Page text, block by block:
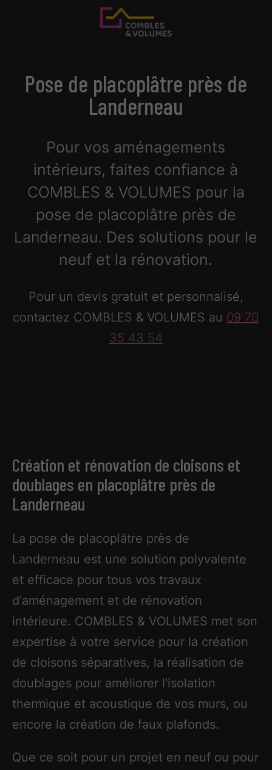
Pose de placoplâtre près de
Landerneau
Pour vos aménagements
intérieurs, faites confiance à
COMBLES & VOLUMES pour la
pose de placoplâtre près de
Landerneau. Des solutions pour le
neuf et la rénovation.
Pour un devis gratuit et personnalisé,
contactez COMBLES & VOLUMES au 09 70
35 43 54
Création et rénovation de cloisons et
doublages en placoplâtre près de
Landerneau
La pose de placoplâtre près de
Landerneau est une solution polyvalente
et efficace pour tous vos travaux
d'aménagement et de rénovation
intérieure. COMBLES & VOLUMES met son
expertise à votre service pour la création
de cloisons séparatives, la réalisation de
doublages pour améliorer l'isolation
thermique et acoustique de vos murs, ou
encore la création de faux plafonds.
Que ce soit pour un projet en neuf ou pour